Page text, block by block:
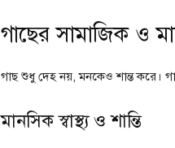
গাছের সামাজিক ও
গাছ শুধু দেহ নয়, মনকেও শান্ত করে।
মানসিক স্বাস্থ্য ও শান্তি